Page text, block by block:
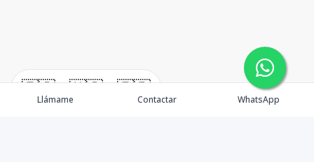
🇪🇸 🇺🇸 🇫🇷
Llámame Contactar WhatsApp